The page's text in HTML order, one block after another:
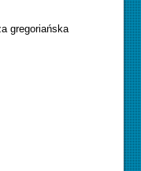
gregoriańska